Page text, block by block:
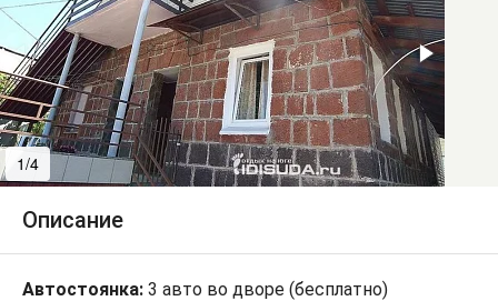
1/4
Описание
Автостоянка: 3 авто во дворе (бесплатно)